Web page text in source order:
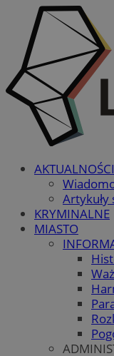
AKTUALNOŚCI
Artykuły
KRYMINALNE
MIASTO